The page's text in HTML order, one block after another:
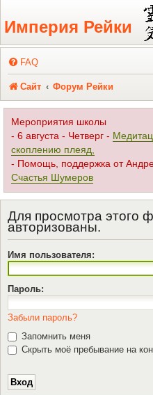
Регистрация
Империя Рейки
FAQ
Сайт Форум Рейки
Мероприятия школы
- 6 августа - Четверг -
скоплению плеяд,
- Помощь, поддержка от
Счастья Шумеров
Для просмотра этого
авторизованы.
Имя пользователя:
Пароль:
Забыли пароль?
Запомнить меня
Скрыть моё пребывание на